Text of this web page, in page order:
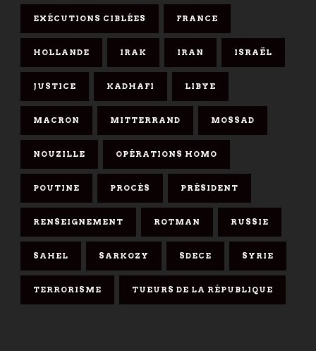
EXÉCUTIONS CIBLÉES FRANCE
HOLLANDE IRAK IRAN ISRAËL
JUSTICE KADHAFI LIBYE
MACRON MITTERRAND MOSSAD
NOUZILLE OPÉRATIONS HOMO
POUTINE PROCÈS PRÉSIDENT
RENSEIGNEMENT ROTMAN RUSSIE
SAHEL SARKOZY SDECE SYRIE
TERRORISME TUEURS DE LA RÉPUBLIQUE